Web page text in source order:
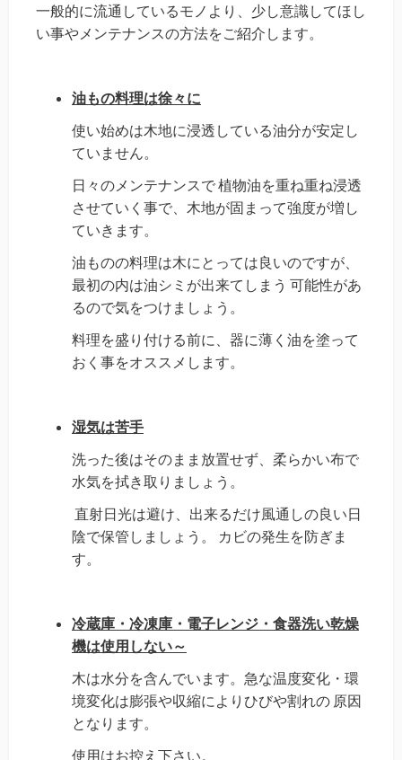
一般的に流通しているモノより、少し意識してほし
い事やメンテナンスの方法をご紹介します。
油もの料理は徐々に
使い始めは木地に浸透している油分が安定し
ていません。
日々のメンテナンスで植物油を重ね重ね浸透
させていく事で、 木地が固まって強度が増し
ていきます。
油ものの料理は木にとっては良いのですが、
最初の内は油シミが出来てしまう 可能性があ
るので気をつけましょう。
料理を盛り付ける前に、器に薄く油を塗って
おく事をオススメします。
湿気は苦手
洗った後はそのまま放置せず、柔らかい布で
水気を拭き取りましょう。
直射日光は避け、出来るだけ風通しの良い日
陰で保管しましょう。
カビの発生を防ぎま
す。
冷蔵庫・冷凍庫・電子レンジ・食器洗い乾燥
機は使用しない～
木は水分を含んでいます。 急な温度変化・環
境変化は膨張や収縮により ひびや割れの 原因
となります。
使用はお控え下さい。